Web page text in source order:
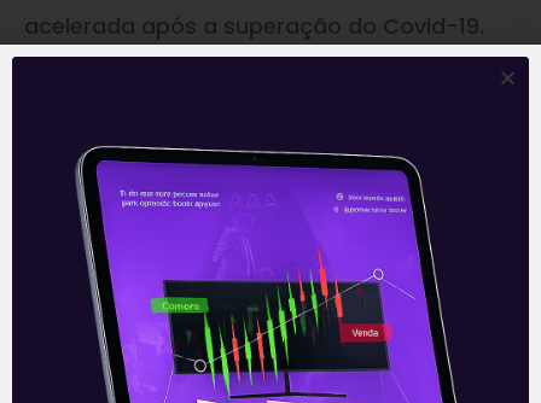
acelerada após a superação do Covid-19.
* Este conteúdo faz parte do nosso boletim
diário: ‘E Eu Com Isso?’. Todos os dias, o time
de analistas da Levante prepara as notícias
e análises que impactam seus
investimentos.Clique aqui
para receber
informações sobre o mercado financeiro em